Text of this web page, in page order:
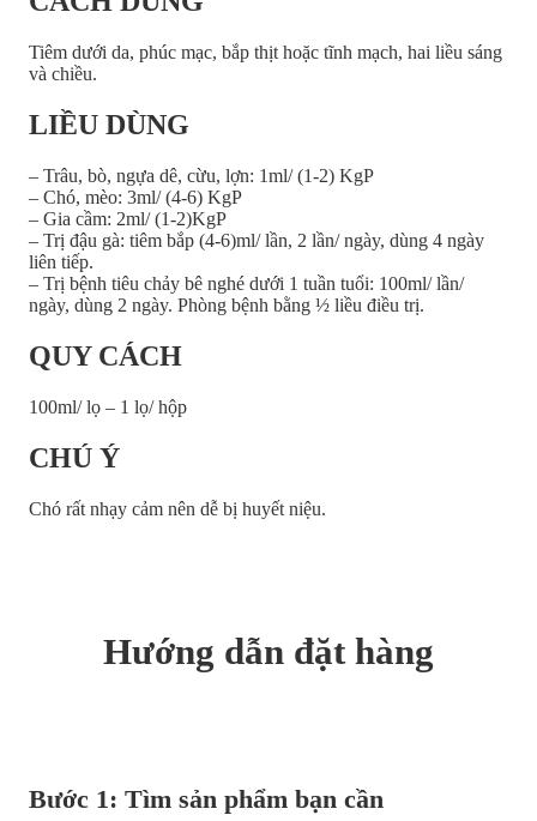
Tiêm dưới da, phúc mạc, bắp thịt hoặc tĩnh mạch, hai liều sáng
và chiều.
LIỀU DÙNG
– Trâu, bò, ngựa dê, cừu, lợn: 1ml/ (1-2) KgP
– Chó, mèo: 3ml/ (4-6) KgP
– Gia cầm: 2ml/ (1-2)KgP
– Trị đậu gà: tiêm bắp (4-6)ml/ lần, 2 lần/ ngày, dùng 4 ngày
liên tiếp.
– Trị bệnh tiêu chảy bê nghé dưới 1 tuần tuổi: 100ml/ lần/
ngày, dùng 2 ngày. Phòng bệnh bằng ½ liều điều trị.
QUY CÁCH
100ml/ lọ – 1 lọ/ hộp
CHÚ Ý
Chó rất nhạy cảm nên dễ bị huyết niệu.
Hướng dẫn đặt hàng
Bước 1: Tìm sản phẩm bạn cần